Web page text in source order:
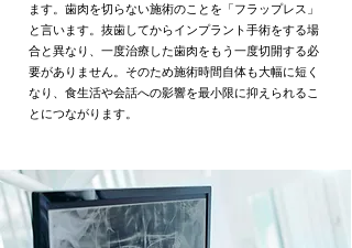
ます。歯肉を切らない施術のことを「フラップレス」
と言います。抜歯してからインプラント手術をする場
合と異なり、一度治療した歯肉をもう一度切開する必
要がありません。そのため施術時間自体も​大幅に短く
なり、食生活や会話への影響を最小限に抑えられるこ
とにつながります。